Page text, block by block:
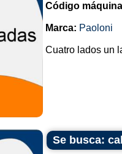
Código
Marca: Paoloni
Cuatro lados un
Se busca: